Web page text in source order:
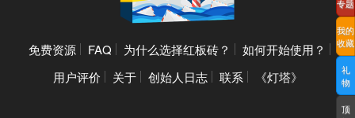
免费资源 FAQ 为什么选择红板砖？
如何开始使用？
用户评价
关于 创始人日志 联系 《灯塔》
专题
我的
收藏
礼
物
顶